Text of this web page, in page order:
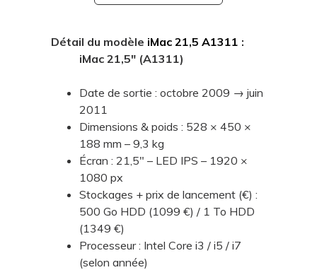
Détail du modèle iMac 21,5 A1311 :
iMac 21,5" (A1311)
Date de sortie : octobre 2009 → juin
2011
Dimensions & poids : 528 × 450 ×
188 mm – 9,3 kg
Écran : 21,5" – LED IPS – 1920 ×
1080 px
Stockages + prix de lancement (€) :
500 Go HDD (1099 €) / 1 To HDD
(1349 €)
Processeur : Intel Core i3 / i5 / i7
(selon année)